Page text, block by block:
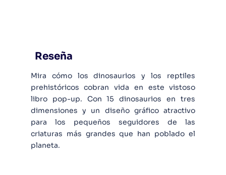
Reseña
Mira cómo los dinosaurios y los reptiles
prehistóricos cobran vida en este vistoso
libro pop-up. Con 15 dinosaurios en tres
dimensiones y un diseño gráfico atractivo
para los pequeños seguidores de las
criaturas más grandes que han poblado el
planeta.